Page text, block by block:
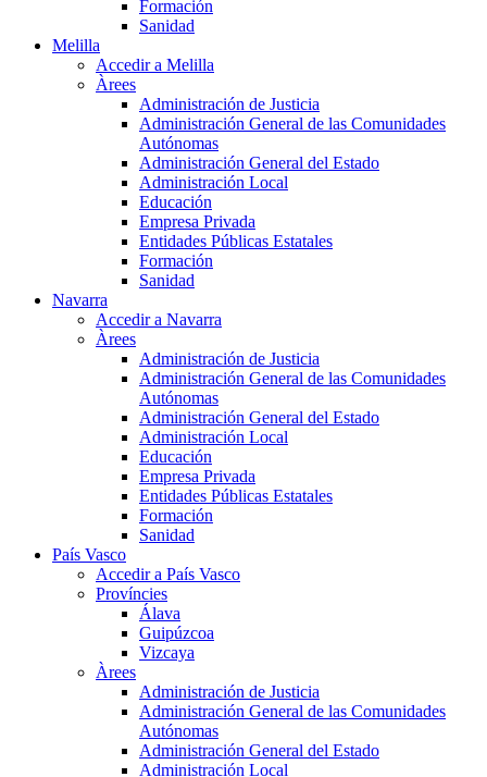
Formación
Sanidad
Melilla
Accedir a Melilla
Àrees
Administración de Justicia
Administración General de las Comunidades
Autónomas
Administración General del Estado
Administración Local
Educación
Empresa Privada
Entidades Públicas Estatales
Formación
Sanidad
Navarra
Accedir a Navarra
Àrees
Administración de Justicia
Administración General de las Comunidades
Autónomas
Administración General del Estado
Administración Local
Educación
Empresa Privada
Entidades Públicas Estatales
Formación
Sanidad
País Vasco
Accedir a País Vasco
Províncies
Álava
Guipúzcoa
Vizcaya
Àrees
Administración de Justicia
Administración General de las Comunidades
Autónomas
Administración General del Estado
Administración Local